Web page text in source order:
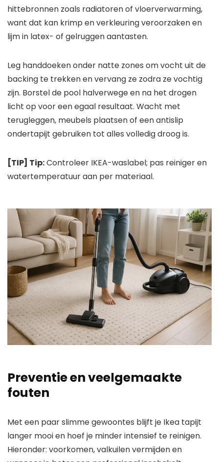
hittebronnen zoals radiatoren of vloerverwarming,
want dat kan krimp en verkleuring veroorzaken en
lijm in latex- of gelruggen aantasten.
Leg handdoeken onder natte zones om vocht uit de
backing te trekken en vervang ze zodra ze vochtig
zijn. Borstel de pool halverwege en na het drogen
licht op voor een egaal resultaat. Wacht met
terugleggen, meubels plaatsen of een antislip
ondertapijt gebruiken tot alles volledig droog is.
[TIP] Tip:Controleer IKEA-waslabel; pas reiniger en
watertemperatuur aan per materiaal.
Preventie en veelgemaakte
fouten
Met een paar slimme gewoontes blijft je Ikea tapijt
langer mooi en hoef je minder intensief te reinigen.
Hieronder: voorkomen, valkuilen vermijden en